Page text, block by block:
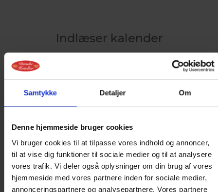
Samtykke Detaljer Om
Denne hjemmeside bruger cookies
Vi bruger cookies til at tilpasse vores indhold og annoncer,
til at vise dig funktioner til sociale medier og til at analysere
vores trafik. Vi deler også oplysninger om din brug af vores
hjemmeside med vores partnere inden for sociale medier,
annonceringspartnere og analysepartnere. Vores partnere
Indlæser kalender